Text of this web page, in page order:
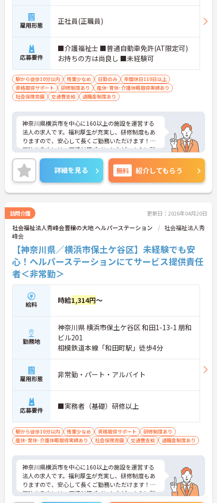
雇用形態 正社員(正職員)
応募要件
■介護福祉士 ■普通自動車免許(AT限定可)
お持ちの方は尚良し ■未経験可
駅から徒歩10分以内 残業少なめ 日勤のみ
年間休日110日以上
資格取得サポート
研修制度あり
産休･育休･介護休暇取得実績あり
社会保険完備
交通費支給 退職金制度あり
神奈川県横浜市を中心に160以上の施設を運営する
法人の求人です。福利厚生が充実し、研修制度もあ
りますので、安心して長くご勤務いただけます！ご
興味ある方には、面接対策ポイントなど、さらに詳
細をお話しいたしますのでお気軽にご相談くださ
い！
詳細を見る 無料 紹介してもらう
訪問介護 更新日：2026年04月20日
社会福祉法人秀峰会豊穣の大地 ヘルパーステーション
社会福祉法人秀
峰会
【神奈川県／横浜市保土ケ谷区】未経験でも安
心！ヘルパーステーションにてサービス提供責任
者＜非常勤＞
給料 時給1,314円～
勤務地
神奈川県 横浜市保土ケ谷区 和田1-13-1 朋和
ビル201
相模鉄道本線「和田町駅」徒歩4分
雇用形態 非常勤・パート・アルバイト
応募要件 ■実務者（基礎）研修以上
駅から徒歩10分以内 残業少なめ 資格取得サポート
研修制度あり
産休･育休･介護休暇取得実績あり
社会保険完備 交通費支給 退職金制度あり
神奈川県横浜市を中心に160以上の施設を運営する
法人の求人です。福利厚生が充実し、研修制度もあ
りますので、安心して長くご勤務いただけます！ご
興味ある方には、面接対策ポイントなど、さらに詳